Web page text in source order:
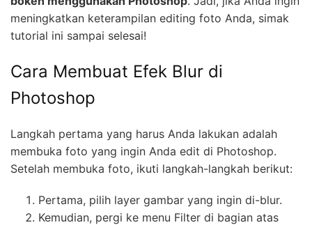
meningkatkan keterampilan editing foto Anda, simak
tutorial ini sampai selesai!
Cara Membuat Efek Blur di
Photoshop
Langkah pertama yang harus Anda lakukan adalah
membuka foto yang ingin Anda edit di Photoshop.
Setelah membuka foto, ikuti langkah-langkah berikut:
Pertama, pilih layer gambar yang ingin di-blur.
Kemudian, pergi ke menu Filter di bagian atas